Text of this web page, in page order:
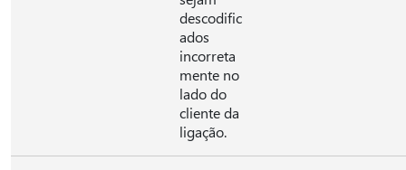
descodific
ados
incorreta
mente no
lado do
cliente da
ligação.